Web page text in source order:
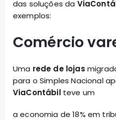
das soluções da
exemplos:
Comércio
Uma rede de lojas
para o Simples Nacional
ViaContábilteve um
a economia de 18% em